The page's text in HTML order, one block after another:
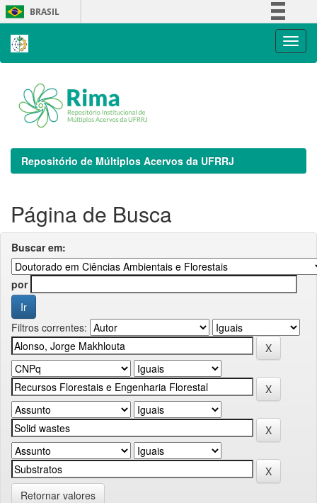
Skip
navigation
BRASIL
Repositório de Múltiplos Acervos da UFRRJ
Página de Busca
Buscar em:
por
Filtros correntes:
Retornar valores